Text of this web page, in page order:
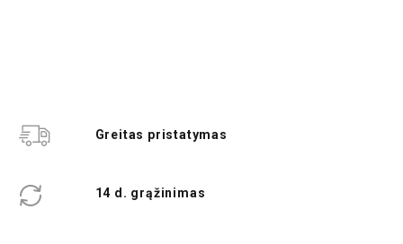
Greitas pristatymas
14 d. grąžinimas